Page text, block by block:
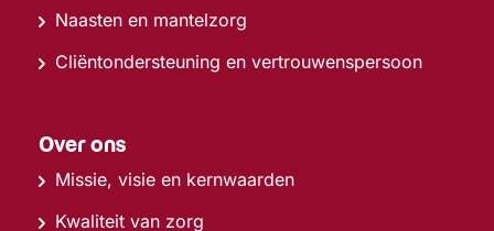
Naasten en mantelzorg
Cliëntondersteuning en vertrouwenspersoon
Over ons
Missie, visie en kernwaarden
Kwaliteit van zorg